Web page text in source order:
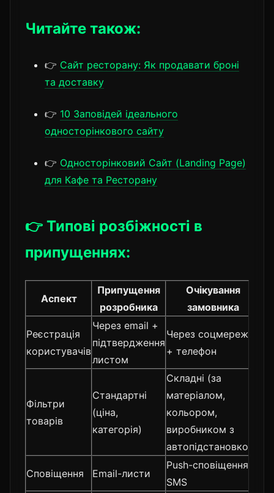
Читайте також:
👉 Сайт ресторану: Як продавати броні
та доставку
👉 10 Заповідей ідеального
односторінкового сайту
👉 Односторінковий Сайт (Landing Page)
для Кафе та Ресторану
👉 Типові розбіжності в
припущеннях:
Аспект
Припущення
розробника
Очікування
замовника
Реєстрація
користувачів
Через email +
підтвердження
листом
Через соцмережі
+ телефон
Фільтри
товарів
Стандартні
(ціна,
категорія)
Складні (за
матеріалом,
кольором,
виробником з
автопідстановкою)
Сповіщення Email-листи
Push-сповіщення +
SMS